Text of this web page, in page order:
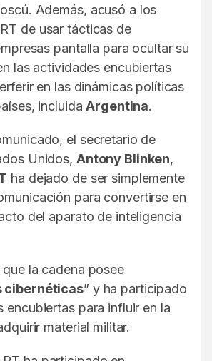
Además, acusó a los
de usar tácticas de
pantalla para ocultar su
las actividades encubiertas
en las dinámicas políticas
incluidaArgentina.
el secretario de
Unidos, Antony Blinken,
ha dejado de ser simplemente
para convertirse en
del aparato de inteligencia
la cadena posee
cibernéticas” y ha participado
encubiertas para influir en la
material militar.